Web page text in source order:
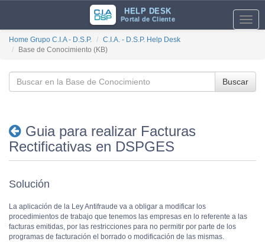
HELP DESK
Portal de Cliente
Home Grupo C.I.A - D.S.P.
C.I.A. - D.S.P. Help Desk
Base de Conocimiento (KB)
Buscar
Guia para realizar Facturas
Rectificativas en DSPGES
Solución
La aplicación de la Ley Antifraude va a obligar a modificar los
procedimientos de trabajo que tenemos las empresas en lo referente a las
facturas emitidas, por las restricciones para no permitir por parte de los
programas de facturación el borrado o modificación de las mismas.